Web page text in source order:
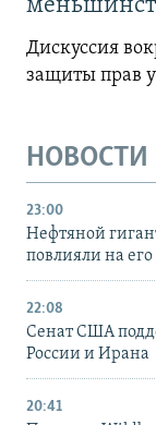
Дискуссия
защиты прав
НОВОСТИ
23:00
Нефтяной
повлияли на его
22:08
Сенат США
России и Ирана
20:41